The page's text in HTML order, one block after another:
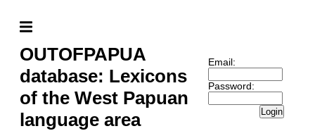
OUTOFPAPUA
database: Lexicons
of the West Papuan
language area
Email:
Password:
Login